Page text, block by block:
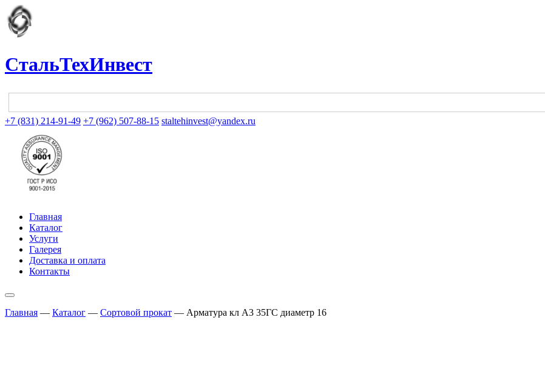
СтальТехИнвест
+7 (831) 214-91-49 +7 (962) 507-88-15 staltehinvest@yandex.ru
Главная
Каталог
Услуги
Галерея
Доставка и оплата
Контакты
Главная — Каталог — Сортовой прокат — Арматура кл А3 35ГС диаметр 16